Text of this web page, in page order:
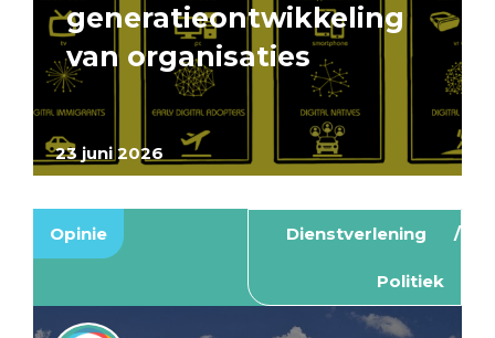
23 juni 2026
generatieontwikkeling
van organisaties
Opinie Dienstverlening
Politiek